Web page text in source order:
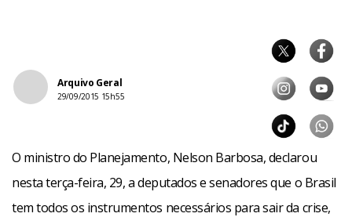
Arquivo Geral
29/09/2015 15h55
O ministro do Planejamento, Nelson Barbosa, declarou
nesta terça-feira, 29, a deputados e senadores que o Brasil
tem todos os instrumentos necessários para sair da crise,